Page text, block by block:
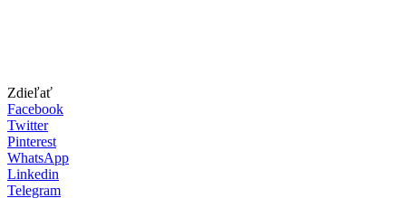
Zdieľať
Facebook
Twitter
Pinterest
WhatsApp
Linkedin
Telegram